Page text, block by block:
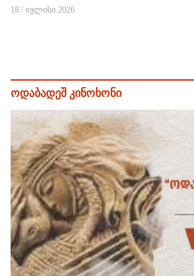
18 / ივლისი 2026
ოდაბადეშ კინოხონი